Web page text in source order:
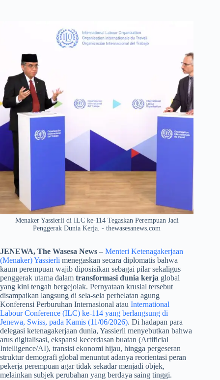
Menaker Yassierli di ILC ke-114 Tegaskan Perempuan Jadi
Penggerak Dunia Kerja. - thewasesanews.com
JENEWA, The Wasesa News – Menteri Ketenagakerjaan
(Menaker) Yassierli menegaskan secara diplomatis bahwa
kaum perempuan wajib diposisikan sebagai pilar sekaligus
penggerak utama dalam transformasi dunia kerja global
yang kini tengah bergejolak. Pernyataan krusial tersebut
disampaikan langsung di sela-sela perhelatan agung
Konferensi Perburuhan Internasional atau International
Labour Conference (ILC) ke-114 yang berlangsung di
Jenewa, Swiss, pada Kamis (11/06/2026). Di hadapan para
delegasi ketenagakerjaan dunia, Yassierli menyebutkan bahwa
arus digitalisasi, ekspansi kecerdasan buatan (Artificial
Intelligence/AI), transisi ekonomi hijau, hingga pergeseran
struktur demografi global menuntut adanya reorientasi peran
pekerja perempuan agar tidak sekadar menjadi objek,
melainkan subjek perubahan yang berdaya saing tinggi.